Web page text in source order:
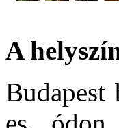
A
Budapest